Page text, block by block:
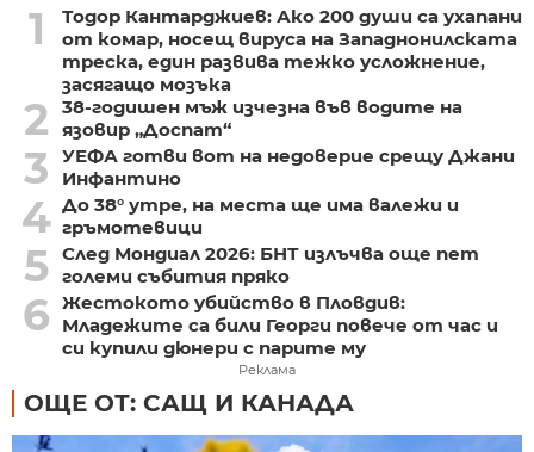
1
Тодор Кантарджиев: Ако 200 души са ухапани
от комар, носещ вируса на Западнонилската
треска, един развива тежко усложнение,
засягащо мозъка
2
38-годишен мъж изчезна във водите на
язовир „Доспат“
3
УЕФА готви вот на недоверие срещу Джани
Инфантино
4 До 38° утре, на места ще има валежи и
гръмотевици
5 След Мондиал 2026: БНТ излъчва още пет
големи събития пряко
6 Жестокото убийство в Пловдив:
Младежите са били Георги повече от час и
си купили дюнери с парите му
Реклама
ОЩЕ ОТ: САЩ И КАНАДА